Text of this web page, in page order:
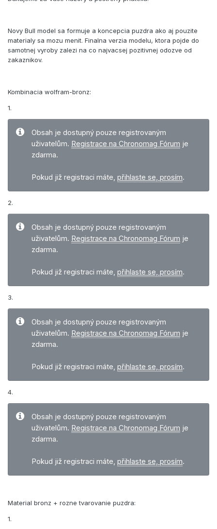
Novy Bull model sa formuje a koncepcia puzdra ako aj pouzite
materialy sa mozu menit. Finalna verzia modelu, ktora pojde do
samotnej vyroby zalezi na co najvacsej pozitivnej odozve od
zakaznikov.
Kombinacia wolfram-bronz:
1.
Obsah je dostupný pouze registrovaným
uživatelům. Registrace na Chronomag Fórum je
zdarma.
Pokud již registraci máte, přihlaste se, prosím.
2.
Obsah je dostupný pouze registrovaným
uživatelům. Registrace na Chronomag Fórum je
zdarma.
Pokud již registraci máte, přihlaste se, prosím.
3.
Obsah je dostupný pouze registrovaným
uživatelům. Registrace na Chronomag Fórum je
zdarma.
Pokud již registraci máte, přihlaste se, prosím.
4.
Obsah je dostupný pouze registrovaným
uživatelům. Registrace na Chronomag Fórum je
zdarma.
Pokud již registraci máte, přihlaste se, prosím.
Material bronz + rozne tvarovanie puzdra:
1.